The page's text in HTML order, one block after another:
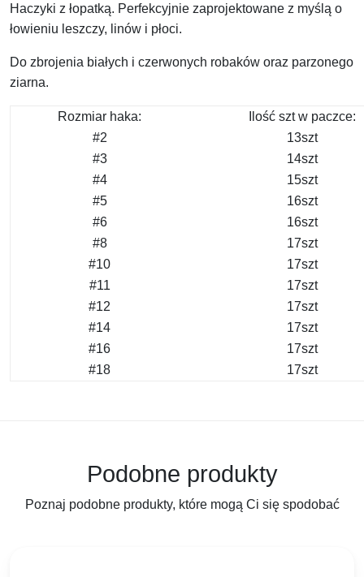
Haczyki z łopatką. Perfekcyjnie zaprojektowane z myślą o
łowieniu leszczy, linów i płoci.
Do zbrojenia białych i czerwonych robaków oraz parzonego
ziarna.
Rozmiar haka:
Ilość szt w paczce:
#2
13szt
#3
14szt
#4
15szt
#5
16szt
#6
16szt
#8
17szt
#10
17szt
#11
17szt
#12
17szt
#14
17szt
#16
17szt
#18
17szt
Podobne produkty
Poznaj podobne produkty, które mogą Ci się spodobać